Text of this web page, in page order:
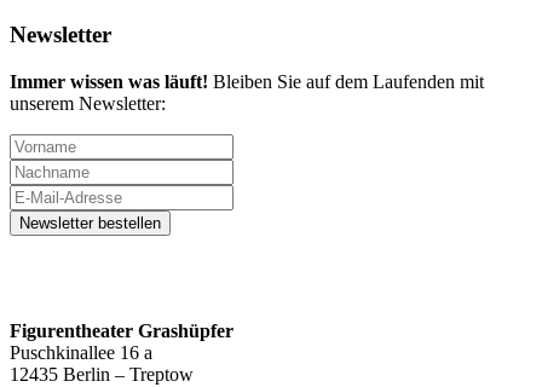
Newsletter
Immer wissen was läuft! Bleiben Sie auf dem Laufenden mit
unserem Newsletter:
Figurentheater Grashüpfer
Puschkinallee 16 a
12435 Berlin – Treptow